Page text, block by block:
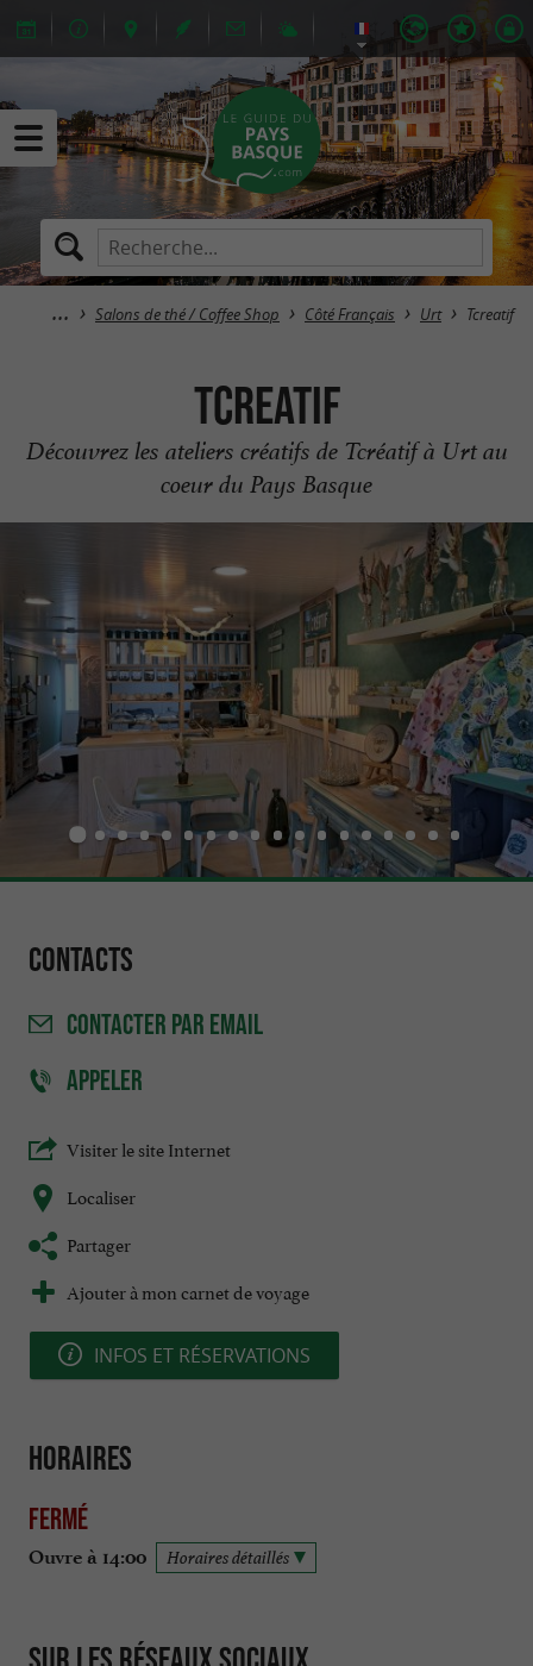
Salons de thé / Coffee Shop Côté Français Urt Tcreatif
Tcreatif
Découvrez les ateliers créatifs de Tcréatif à Urt au
coeur du Pays Basque
Contacts
CONTACTER PAR EMAIL
APPELER
Visiter le site Internet
Localiser
Partager
Ajouter à mon carnet de voyage
INFOS ET RÉSERVATIONS
Horaires
Fermé
Ouvre à 14:00 Horaires détaillés